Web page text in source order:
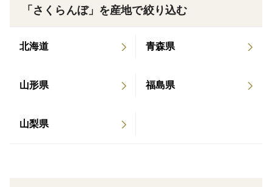
を厳選しています。
◎こだわりの土づくり
園地ごとに土壌分析を行い、土の栄養素を数値化し果樹
「さくらんぼ」を産地で絞り込む
北海道 青森県
山形県 福島県
山梨県